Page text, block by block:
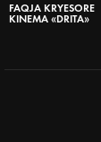
FAQJA KRYESORE
KINEMA «DRITA»